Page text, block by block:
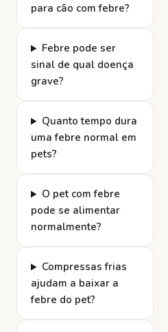
para cão com febre?
Febre pode ser
sinal de qual doença
grave?
Quanto tempo dura
uma febre normal em
pets?
O pet com febre
pode se alimentar
normalmente?
Compressas frias
ajudam a baixar a
febre do pet?